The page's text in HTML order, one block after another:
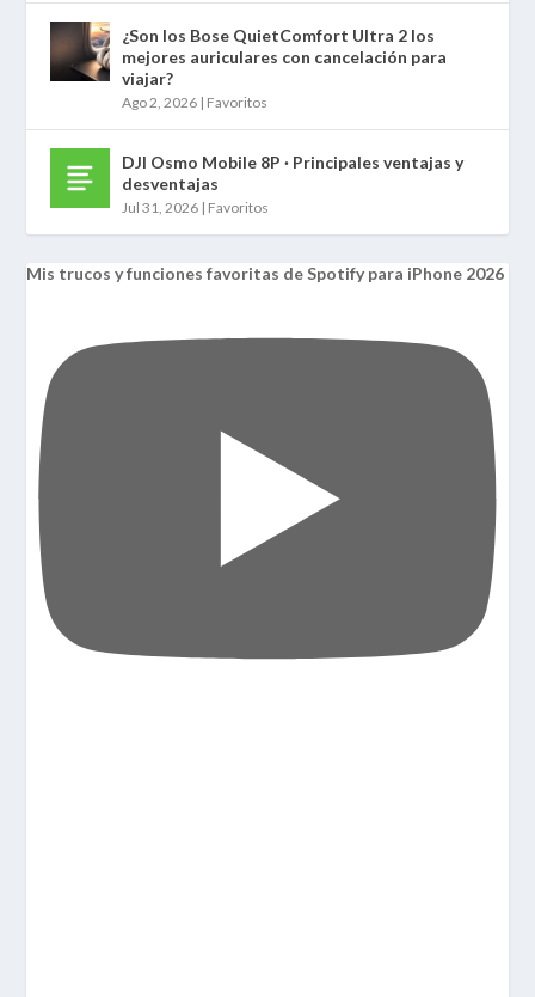
¿Son los Bose QuietComfort Ultra 2 los
mejores auriculares con cancelación para
viajar?
Ago 2, 2026 | Favoritos
DJI Osmo Mobile 8P · Principales ventajas y
desventajas
Jul 31, 2026 | Favoritos
Mis trucos y funciones favoritas de Spotify para iPhone 2026